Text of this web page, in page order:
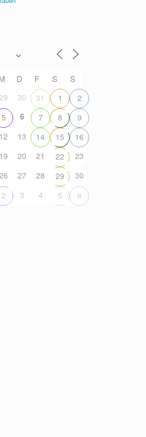
D F S
S
29 30 31 1
2
5 6 7 8
9
12 13 14 15
16
19 20 21 22
23
27 28 29
30
2 3 4 5 6